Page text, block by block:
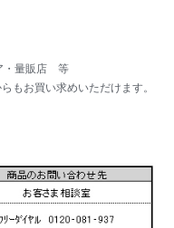
・量販店 等
もお買い求めいただけます。